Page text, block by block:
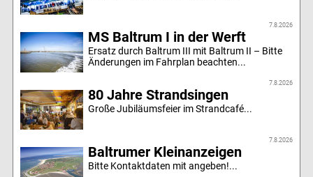
7.8.2026
MS Baltrum I in der Werft
Ersatz durch Baltrum III mit Baltrum II – Bitte
Änderungen im Fahrplan beachten...
7.8.2026
80 Jahre Strandsingen
Große Jubiläumsfeier im Strandcafé...
7.8.2026
Baltrumer Kleinanzeigen
Bitte Kontaktdaten mit angeben!...